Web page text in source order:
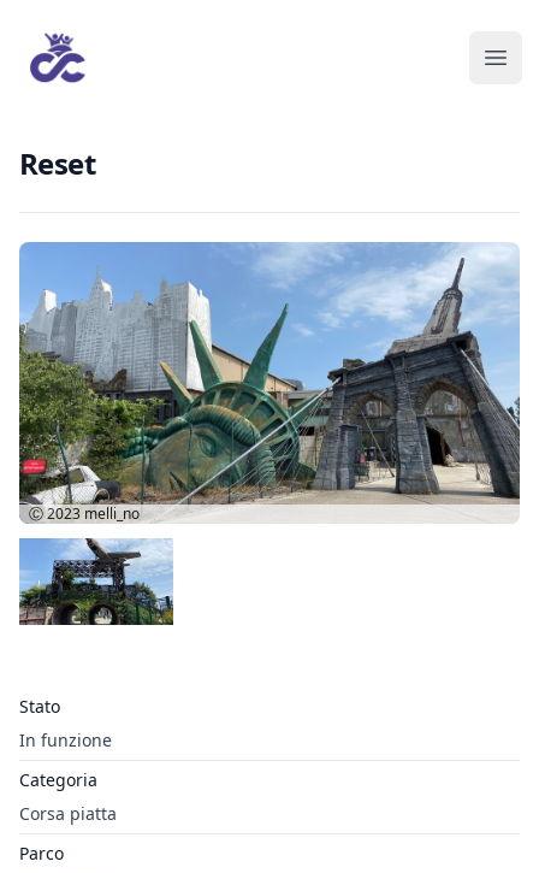
Reset
Stato
In funzione
Categoria
Corsa piatta
Parco
Ⓒ 2023 melli_no